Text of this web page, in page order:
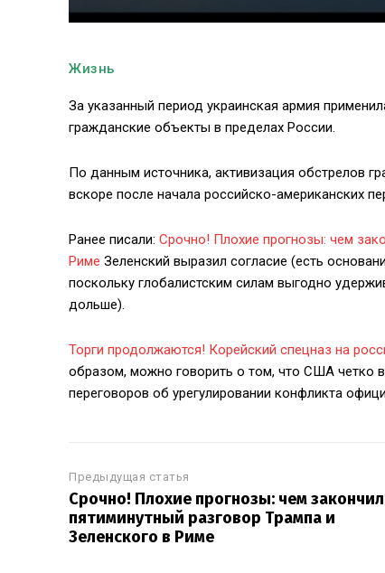
Жизнь
За указанный период украинская армия
гражданские объекты в пределах России.
По данным источника, активизация обстрелов
вскоре после начала российско-американских
Ранее писали: Срочно! Плохие прогнозы: чем
Риме Зеленский выразил согласие (есть
поскольку глобалистским силам выгодно
дольше).
Торги продолжаются! Корейский спецназ на
образом, можно говорить о том, что США четко
переговоров об урегулировании конфликта
Предыдущая статья
Срочно! Плохие прогнозы: чем
пятиминутный разговор Трампа и
Зеленского в Риме